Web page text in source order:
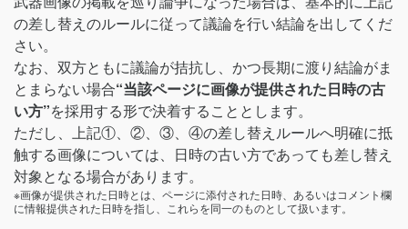
の差し替えのルールに従って議論を行い結論を出してくだ
さい。
なお、双方ともに議論が拮抗し、かつ長期に渡り結論がま
とまらない場合“当該ページに画像が提供された日時の古
い方”を採用する形で決着することとします。
ただし、上記①、②、③、④の差し替えルールへ明確に抵
触する画像については、日時の古い方であっても差し替え
対象となる場合があります。
※画像が提供された日時とは、ページに添付された日時、あるいはコメント欄
に情報提供された日時を指し、これらを同一のものとして扱います。